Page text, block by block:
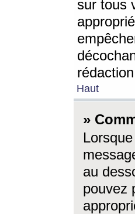
sur tous
Haut
»
au
pouvez